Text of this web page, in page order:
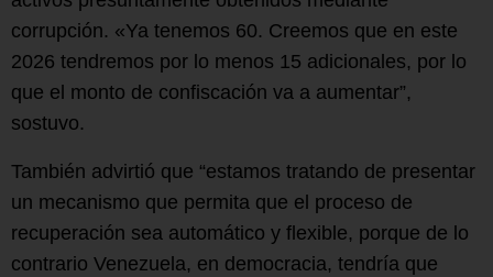
corrupción. «Ya tenemos 60. Creemos que en este
2026 tendremos por lo menos 15 adicionales, por lo
que el monto de confiscación va a aumentar”,
sostuvo.
También advirtió que “estamos tratando de presentar
un mecanismo que permita que el proceso de
recuperación sea automático y flexible, porque de lo
contrario Venezuela, en democracia, tendría que